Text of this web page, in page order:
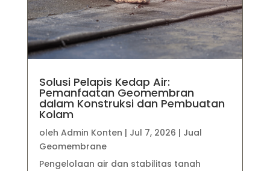
Solusi Pelapis Kedap Air:
Pemanfaatan Geomembran
dalam Konstruksi dan Pembuatan
Kolam
oleh Admin Konten | Jul 7, 2026 | Jual
Geomembrane
Pengelolaan air dan stabilitas tanah